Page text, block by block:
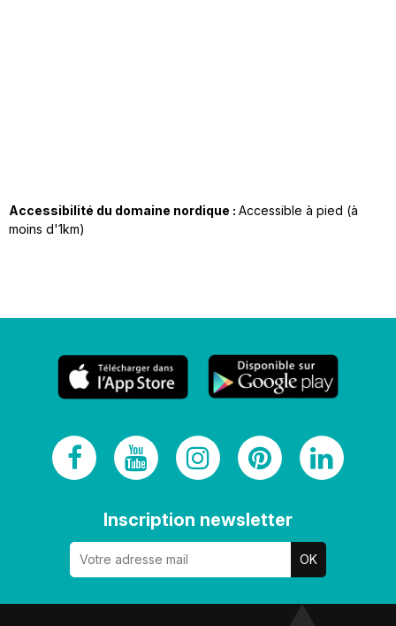
Accessibilité du domaine nordique : Accessible à pied (à
moins d'1km)
Inscription newsletter